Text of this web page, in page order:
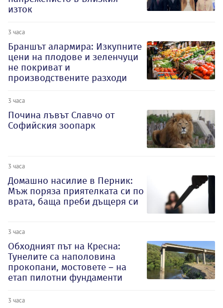
изток
3 часа
Браншът алармира: Изкупните
цени на плодове и зеленчуци
не покриват и
производствените разходи
3 часа
Почина лъвът Славчо от
Софийския зоопарк
3 часа
Домашно насилие в Перник:
Мъж поряза приятелката си по
врата, баща преби дъщеря си
3 часа
Обходният път на Кресна:
Тунелите са наполовина
прокопани, мостовете – на
етап пилотни фундаменти
3 часа